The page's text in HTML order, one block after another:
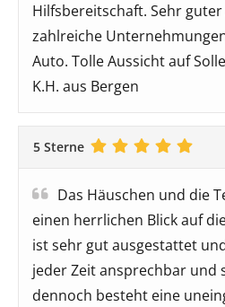
Hilfsbereitschaft. Sehr
zahlreiche
Auto. Tolle Aussicht auf
K.H. aus Bergen
5 Sterne
Das Häuschen und die
einen herrlichen Blick auf
ist sehr gut ausgestattet
jeder Zeit ansprechbar und
dennoch besteht eine